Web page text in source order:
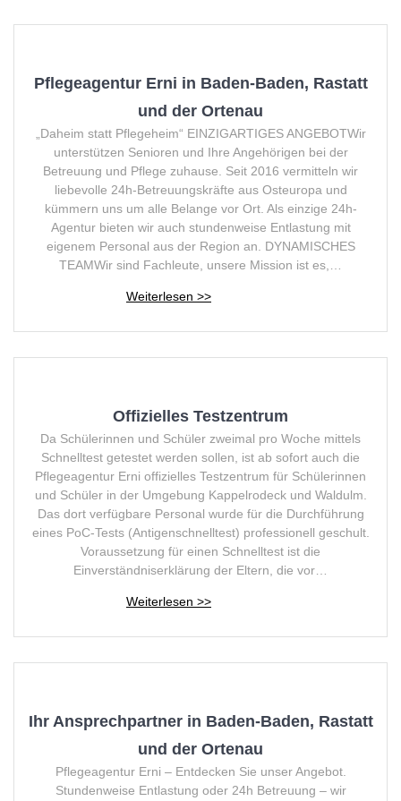
Pflegeagentur Erni in Baden-Baden, Rastatt
und der Ortenau
„Daheim statt Pflegeheim“ EINZIGARTIGES ANGEBOTWir
unterstützen Senioren und Ihre Angehörigen bei der
Betreuung und Pflege zuhause. Seit 2016 vermitteln wir
liebevolle 24h-Betreuungskräfte aus Osteuropa und
kümmern uns um alle Belange vor Ort. Als einzige 24h-
Agentur bieten wir auch stundenweise Entlastung mit
eigenem Personal aus der Region an. DYNAMISCHES
TEAMWir sind Fachleute, unsere Mission ist es,…
Offizielles Testzentrum
Da Schülerinnen und Schüler zweimal pro Woche mittels
Schnelltest getestet werden sollen, ist ab sofort auch die
Pflegeagentur Erni offizielles Testzentrum für Schülerinnen
und Schüler in der Umgebung Kappelrodeck und Waldulm.
Das dort verfügbare Personal wurde für die Durchführung
eines PoC-Tests (Antigenschnelltest) professionell geschult.
Voraussetzung für einen Schnelltest ist die
Einverständniserklärung der Eltern, die vor…
Ihr Ansprechpartner in Baden-Baden, Rastatt
und der Ortenau
Pflegeagentur Erni – Entdecken Sie unser Angebot.
Stundenweise Entlastung oder 24h Betreuung – wir